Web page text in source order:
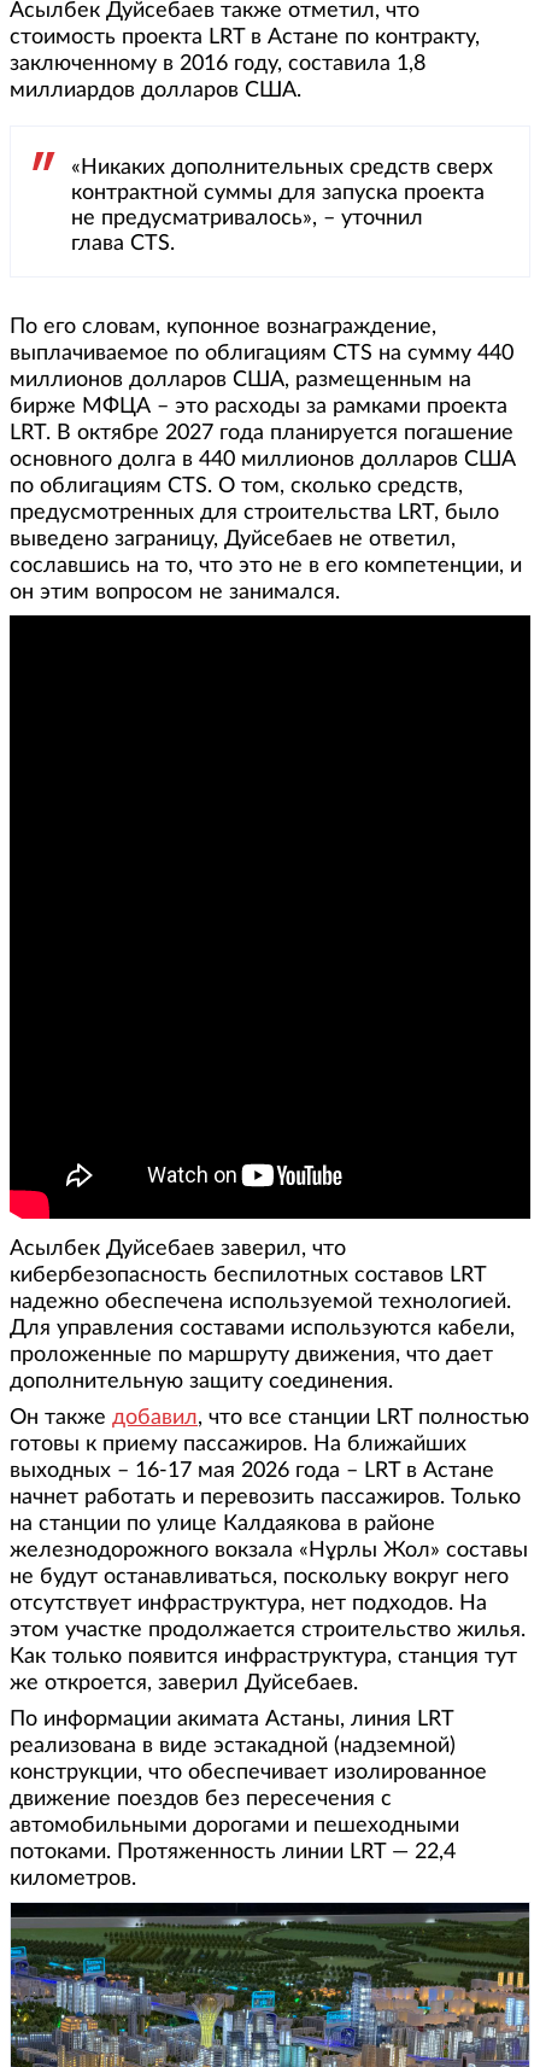
Асылбек Дуйсебаев также отметил, что
стоимость проекта LRT в Астане по контракту,
заключенному в 2016 году, составила 1,8
миллиардов долларов США.
«Никаких дополнительных средств сверх
контрактной суммы для запуска проекта
не предусматривалось», – уточнил
глава CTS.
По его словам, купонное вознаграждение,
выплачиваемое по облигациям CTS на сумму 440
миллионов долларов США, размещенным на
бирже МФЦА – это расходы за рамками проекта
LRT. В октябре 2027 года планируется погашение
основного долга в 440 миллионов долларов США
по облигациям CTS. О том, сколько средств,
предусмотренных для строительства LRT, было
выведено заграницу, Дуйсебаев не ответил,
сославшись на то, что это не в его компетенции, и
он этим вопросом не занимался.
Асылбек Дуйсебаев заверил, что
кибербезопасность беспилотных составов LRT
надежно обеспечена используемой технологией.
Для управления составами используются кабели,
проложенные по маршруту движения, что дает
дополнительную защиту соединения.
Он также добавил, что все станции LRT полностью
готовы к приему пассажиров. На ближайших
выходных – 16-17 мая 2026 года – LRT в Астане
начнет работать и перевозить пассажиров. Только
на станции по улице Калдаякова в районе
железнодорожного вокзала «Нұрлы Жол» составы
не будут останавливаться, поскольку вокруг него
отсутствует инфраструктура, нет подходов. На
этом участке продолжается строительство жилья.
Как только появится инфраструктура, станция тут
же откроется, заверил Дуйсебаев.
По информации акимата Астаны, линия LRT
реализована в виде эстакадной (надземной)
конструкции, что обеспечивает изолированное
движение поездов без пересечения с
автомобильными дорогами и пешеходными
потоками. Протяженность линии LRT — 22,4
километров.